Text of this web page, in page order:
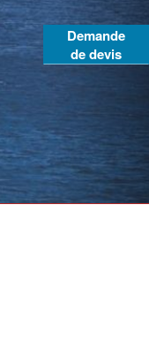
Demande
de devis